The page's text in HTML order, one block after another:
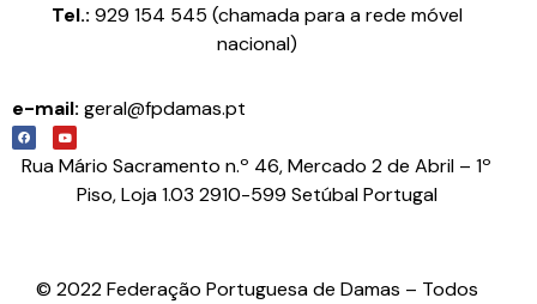
Tel.: 929 154 545 (chamada para a rede móvel
nacional)
e-mail: geral@fpdamas.pt
Rua Mário Sacramento n.º 46, Mercado 2 de Abril – 1º
Piso, Loja 1.03 2910-599 Setúbal Portugal
© 2022 Federação Portuguesa de Damas – Todos